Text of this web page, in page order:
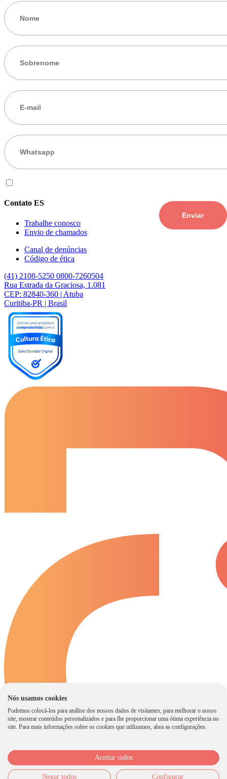
Contato ES
Trabalhe conosco
Envio de chamados
Canal de denúncias
Código de ética
(41) 2108-5250 0800-7260504
Rua Estrada da Graciosa, 1.081
CEP: 82840-360 | Atuba
Curitiba-PR | Brasil
Dr. Jorge Neumann conta em detalhes toda a história do transplante no
Nós usamos cookies
Podemos colocá-los para análise dos nossos dados de visitantes, para melhorar o nosso
site, mostrar conteúdos personalizados e para lhe proporcionar uma ótima experiência no
site. Para mais informações sobre os cookies que utilizamos, abra as configurações.
Aceitar todos
Negar todos Configurar